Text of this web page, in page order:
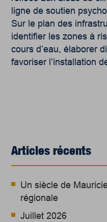
ligne de soutien
Sur le plan des
identifier les zones à
cours d’eau, élaborer
favoriser l’installation
Articles récents
Un siècle de
régionale
Juillet 2026